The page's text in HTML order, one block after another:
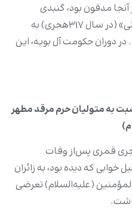
آنجا مدفون بود، گنبدی
ساخت. سپس «ابوالهیجاء حمدانی» (در سال ۳۱۷هجری) به
در دوران حکومت آل ‌بویه، این
به متولیان حرم مرقد مطهر
عباسی» در سال ۲۷۹هجری قمری پس‌از وفات
خوابی که دیده بود، به زائران
(علیه‌السلام) تعرضی